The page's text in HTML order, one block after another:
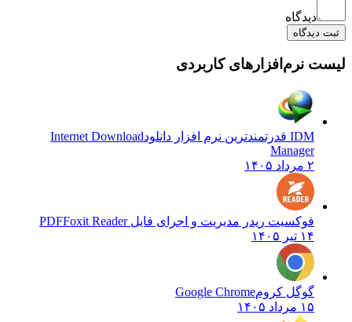
نرم‌افزارهای کاربردی
Internet Download
Manager
فوکسیت ریدر مدیریت و اجرای فایل PDFFoxit Reader
گوگل کروم Google Chrome